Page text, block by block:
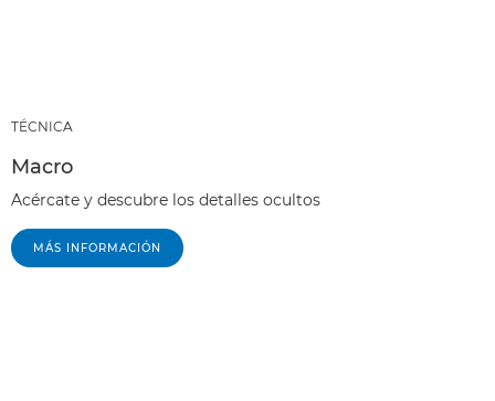
TÉCNICA
Macro
Acércate y descubre los detalles ocultos
MÁS INFORMACIÓN